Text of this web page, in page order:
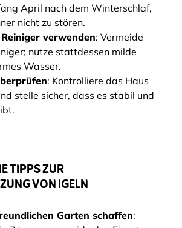
April nach dem Winterschlaf,
nicht zu stören.
verwenden: Vermeide
nutze stattdessen milde
Wasser.
: Kontrolliere das Haus
stelle sicher, dass es stabil und
TIPPS ZUR
VON IGELN
Garten schaffen: